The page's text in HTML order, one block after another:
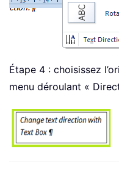
Étape 4 : choisissez
menu déroulant «